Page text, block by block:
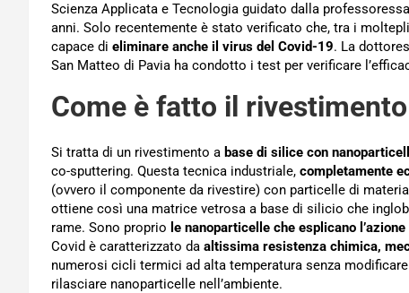
Scienza Applicata e Tecnologia guidato dalla
anni. Solo recentemente è stato verificato che, tra i
capace di eliminare anche il virus del Covid-19. La
San Matteo di Pavia ha condotto i test per verificare
Come è fatto il
Si tratta di un rivestimento a base di silice con
co-sputtering. Questa tecnica industriale, completamente
(ovvero il componente da rivestire) con particelle di
ottiene così una matrice vetrosa a base di silicio che
rame. Sono proprio le nanoparticelle che esplicano
Covid è caratterizzato da altissima resistenza chimica,
numerosi cicli termici ad alta temperatura senza
rilasciare nanoparticelle nell’ambiente.